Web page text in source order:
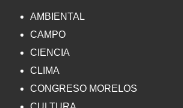
AMBIENTAL
CAMPO
CIENCIA
CLIMA
CONGRESO MORELOS